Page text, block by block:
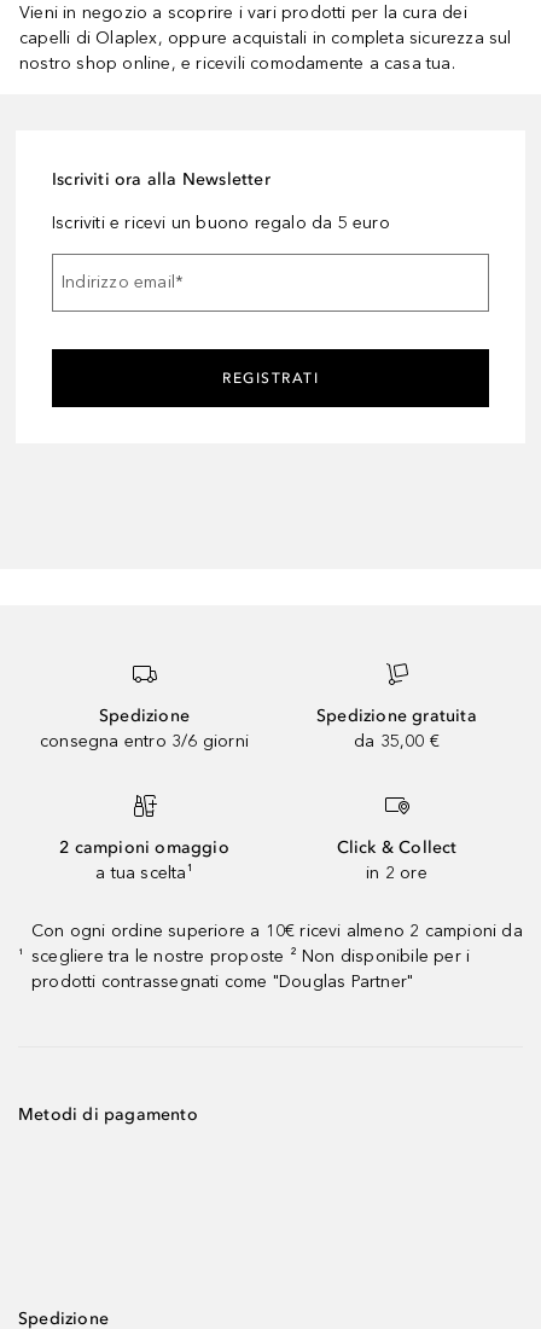
Vieni in negozio a scoprire i vari prodotti per la cura dei
capelli di Olaplex, oppure acquistali in completa sicurezza sul
nostro shop online, e ricevili comodamente a casa tua.
Iscriviti ora alla Newsletter
Iscriviti e ricevi un buono regalo da 5 euro
Indirizzo email *
REGISTRATI
Spedizione
consegna entro 3/6 giorni
Spedizione gratuita
da 35,00 €
2 campioni omaggio
a tua scelta¹
Click & Collect
in 2 ore
¹
Con ogni ordine superiore a 10€ ricevi almeno 2 campioni da
scegliere tra le nostre proposte ² Non disponibile per i
prodotti contrassegnati come "Douglas Partner"
Metodi di pagamento
Spedizione